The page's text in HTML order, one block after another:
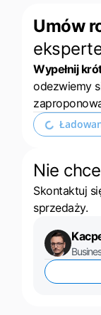
Umów
Wypełnij
odezwiemy
Rozwiń
Nie
Skontaktuj
sprzedaży.